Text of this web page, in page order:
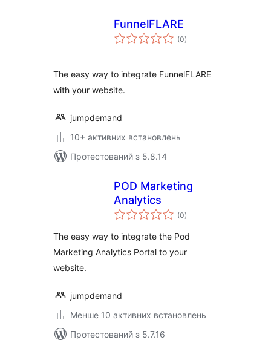
FunnelFLARE
(0загальний
рейтинг
)
The easy way to integrate FunnelFLARE
with your website.
jumpdemand
10+ активних встановлень
Протестований з 5.8.14
POD Marketing
Analytics
(0загальний
рейтинг
)
The easy way to integrate the Pod
Marketing Analytics Portal to your
website.
jumpdemand
Менше 10 активних встановлень
Протестований з 5.7.16